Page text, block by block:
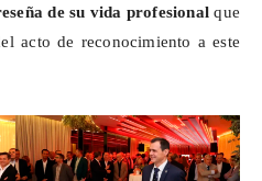
de su vida profesional que
acto de reconocimiento a este